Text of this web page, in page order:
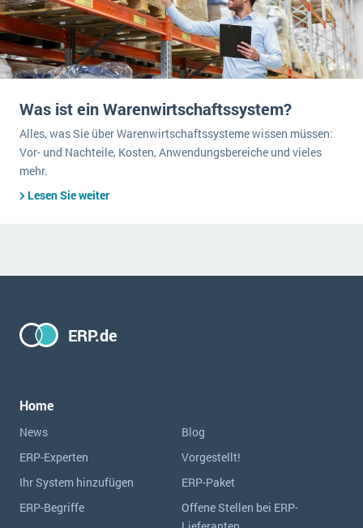
Was ist ein Warenwirtschaftssystem?
Alles, was Sie über Warenwirtschaftssysteme wissen müssen:
Vor- und Nachteile, Kosten, Anwendungsbereiche und vieles
mehr.
Lesen Sie weiter
ERP.de
Home
News
Blog
ERP-Experten
Vorgestellt!
Ihr System hinzufügen
ERP-Paket
ERP-Begriffe
Offene Stellen bei ERP-